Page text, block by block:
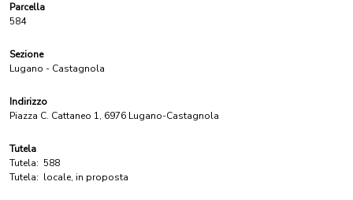
Parcella
584
Sezione
Lugano - Castagnola
Indirizzo
Piazza C. Cattaneo 1, 6976 Lugano-Castagnola
Tutela
Tutela: 588
Tutela: locale, in proposta